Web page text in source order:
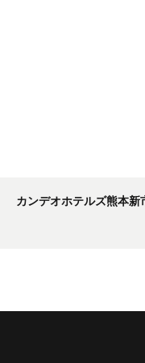
カンデオホテルズ熊本新